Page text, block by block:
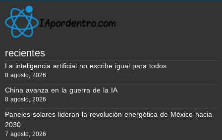
recientes
La inteligencia artificial no escribe igual para todos
8 agosto, 2026
China avanza en la guerra de la IA
8 agosto, 2026
Paneles solares lideran la revolución energética de México hacia
2030
7 agosto, 2026